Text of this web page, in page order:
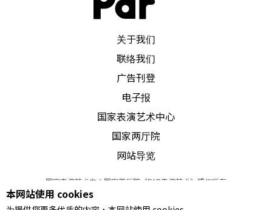
关于我们
联络我们
广告刊登
电子报
国家表演艺术中心
国家两厅院
网站导览
国家表演艺术中心国家两厅院《PAR表演艺术》版权所有
© 2022Performing arts redefined. All Rights Reserved
本网站使用 cookies